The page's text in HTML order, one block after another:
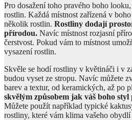
Pro dosažení toho pravého boho
rostlin. Každá místnost zařízená v
několik rostlin. Rostliny dodají
přírodou. Navíc místnost rozjasní
čerstvost. Pokud vám to místnost
vysazení rostlin.
Skvěle se hodí rostliny v květináči i v
budou vyset ze stropu. Navíc můžete
barev a textur, od keramických, až po
skvělým způsobem jak váš boho
Můžete použít například typické
rostliny, které vám klima vašeho